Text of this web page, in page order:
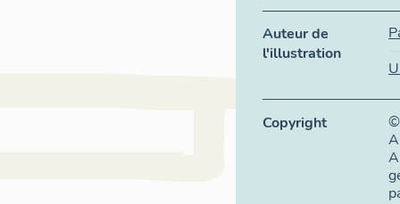
Auteur de
l'illustration
Copyright